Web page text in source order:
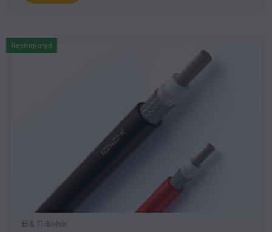
El & Tillbehör
Restnoterad